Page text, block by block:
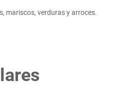
mariscos, verduras y arroces.